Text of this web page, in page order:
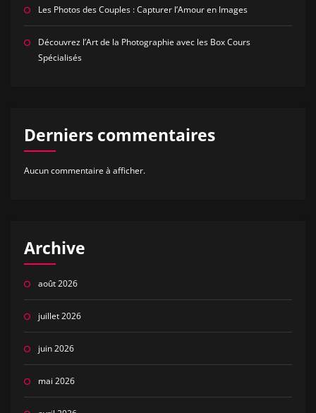
Les Photos des Couples : Capturer l’Amour en Images
Découvrez l’Art de la Photographie avec les Box Cours
Spécialisés
Derniers commentaires
Aucun commentaire à afficher.
Archive
août 2026
juillet 2026
juin 2026
mai 2026